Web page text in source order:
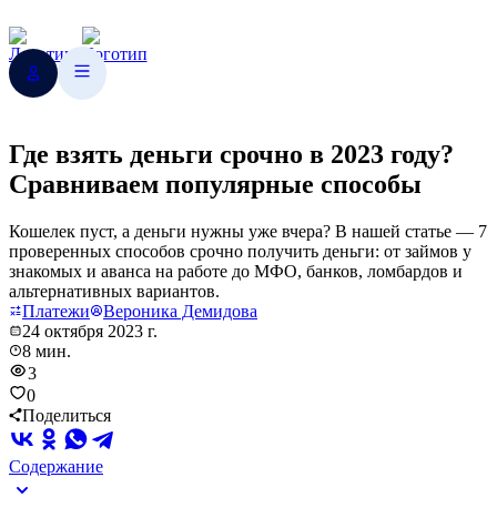
Где взять деньги срочно в 2023 году?
Сравниваем популярные способы
Кошелек пуст, а деньги нужны уже вчера? В нашей статье — 7
проверенных способов срочно получить деньги: от займов у
знакомых и аванса на работе до МФО, банков, ломбардов и
альтернативных вариантов.
Платежи
Вероника Демидова
24 октября 2023 г.
8 мин.
3
0
Поделиться
Содержание